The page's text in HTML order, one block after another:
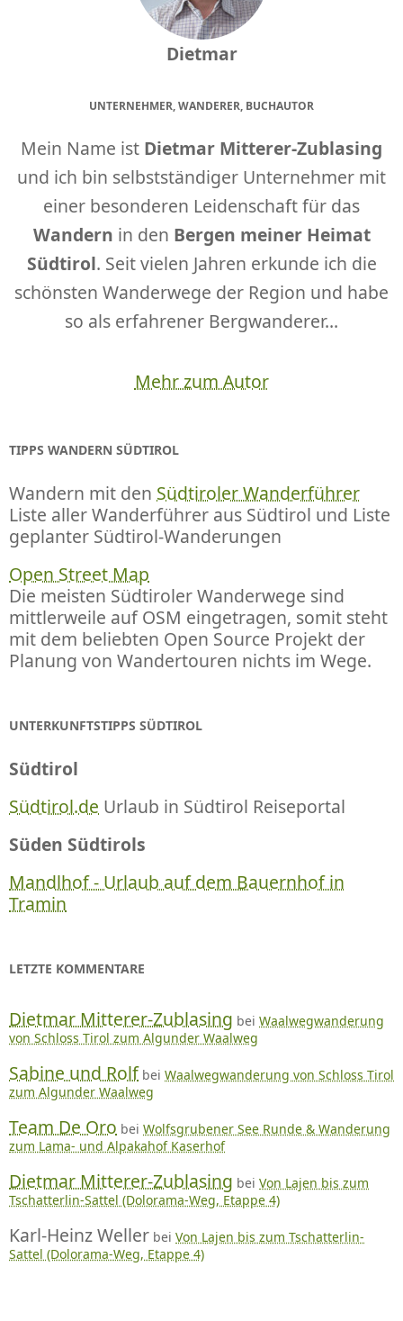
Dietmar
UNTERNEHMER, WANDERER, BUCHAUTOR
Mein Name ist Dietmar Mitterer-Zublasing
und ich bin selbstständiger Unternehmer mit
einer besonderen Leidenschaft für das
Wandern in den Bergen meiner Heimat
Südtirol. Seit vielen Jahren erkunde ich die
schönsten Wanderwege der Region und habe
so als erfahrener Bergwanderer...
Mehr zum Autor
TIPPS WANDERN SÜDTIROL
Wandern mit den Südtiroler Wanderführer
Liste aller Wanderführer aus Südtirol und Liste
geplanter Südtirol-Wanderungen
Open Street Map
Die meisten Südtiroler Wanderwege sind
mittlerweile auf OSM eingetragen, somit steht
mit dem beliebten Open Source Projekt der
Planung von Wandertouren nichts im Wege.
UNTERKUNFTSTIPPS SÜDTIROL
Südtirol
Südtirol.de Urlaub in Südtirol Reiseportal
Süden Südtirols
Mandlhof - Urlaub auf dem Bauernhof in
Tramin
LETZTE KOMMENTARE
Dietmar Mitterer-Zublasing bei Waalwegwanderung
von Schloss Tirol zum Algunder Waalweg
Sabine und Rolf bei Waalwegwanderung von Schloss Tirol
zum Algunder Waalweg
Team De Oro bei Wolfsgrubener See Runde & Wanderung
zum Lama- und Alpakahof Kaserhof
Dietmar Mitterer-Zublasing bei Von Lajen bis zum
Tschatterlin-Sattel (Dolorama-Weg, Etappe 4)
Karl-Heinz Weller bei Von Lajen bis zum Tschatterlin-
Sattel (Dolorama-Weg, Etappe 4)